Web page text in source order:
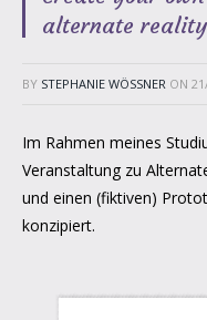
alternate
BY STEPHANIE WÖSSNER ON
Im Rahmen meines
Veranstaltung zu
und einen (fiktiven)
konzipiert.